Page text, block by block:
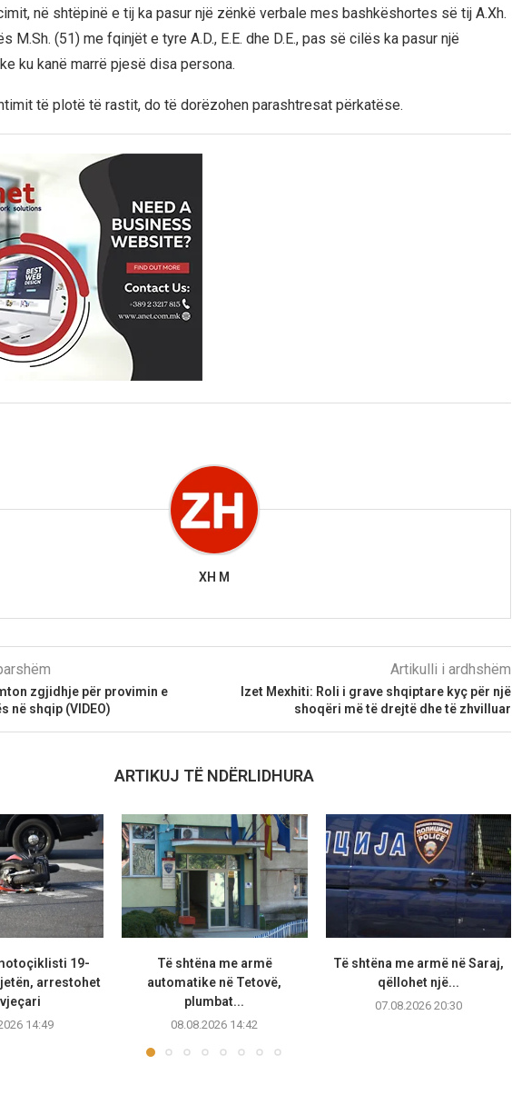
në shtëpinë e tij ka pasur një zënkë verbale mes bashkëshortes së tij A.Xh.
M.Sh. (51) me fqinjët e tyre A.D., E.E. dhe D.E., pas së cilës ka pasur një
ku kanë marrë pjesë disa persona.
të plotë të rastit, do të dorëzohen parashtresat përkatëse.
XH M
zgjidhje për provimin e
në shqip (VIDEO)
Artikulli i ardhshëm
Izet Mexhiti: Roli i grave shqiptare kyç për një
shoqëri më të drejtë dhe të zhvilluar
ARTIKUJ TË NDËRLIDHURA
19-
arrestohet
14:49
Të shtëna me armë
automatike në Tetovë,
plumbat...
08.08.2026 14:42
Të shtëna me armë në Saraj,
qëllohet një...
07.08.2026 20:30